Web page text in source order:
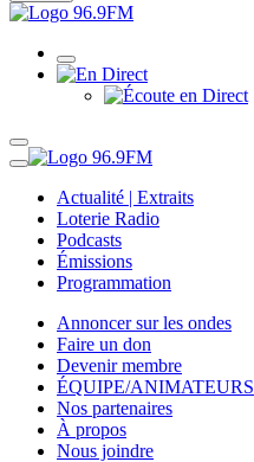
Actualité | Extraits
Loterie Radio
Podcasts
Émissions
Programmation
Annoncer sur les ondes
Faire un don
Devenir membre
ÉQUIPE/ANIMATEURS
Nos partenaires
À propos
Nous joindre